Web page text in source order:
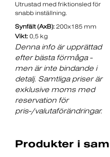
Utrustad med friktionsled för
snabb inställning.
Synfält (AxB): 200x185 mm
Vikt: 0,5 kg
Denna info är upprättad
efter bästa förmåga -
men är inte bindande i
detalj. Samtliga priser är
exklusive moms med
reservation för
pris-/valutaförändringar.
Produkter i